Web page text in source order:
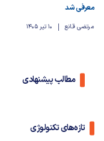
معرفی شد
مرتضی قانع 10 تیر 1405
مطالب پیشنهادی
تازه‌های تکنولوژی